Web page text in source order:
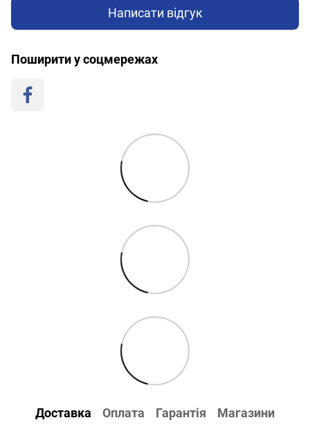
Написати відгук
Поширити у соцмережах
Доставка Оплата Гарантія Магазини